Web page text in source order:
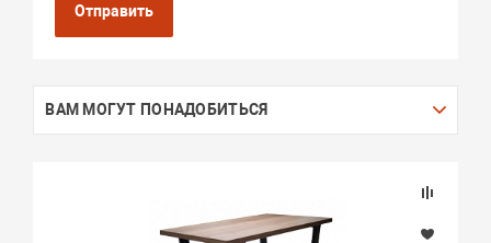
Отправить
ВАМ МОГУТ ПОНАДОБИТЬСЯ